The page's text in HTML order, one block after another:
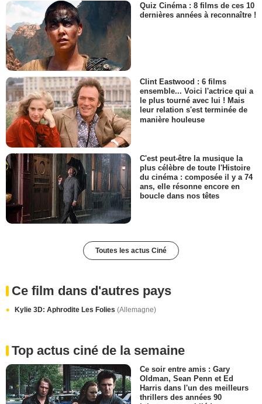
Quiz Cinéma : 8 films de ces 10
dernières années à reconnaître !
Clint Eastwood : 6 films
ensemble... Voici l'actrice qui a
le plus tourné avec lui ! Mais
leur relation s'est terminée de
manière houleuse
C'est peut-être la musique la
plus célèbre de toute l'Histoire
du cinéma : composée il y a 74
ans, elle résonne encore en
boucle dans nos têtes
Toutes les actus Ciné
Ce film dans d'autres pays
Kylie 3D: Aphrodite Les Folies (Allemagne)
Top actus ciné de la semaine
Ce soir entre amis : Gary
Oldman, Sean Penn et Ed
Harris dans l'un des meilleurs
thrillers des années 90